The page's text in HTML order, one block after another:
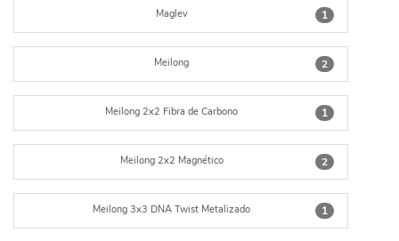
1
Maglev
2
Meilong
1
Meilong 2x2 Fibra de Carbono
2
Meilong 2x2 Magnético
1
Meilong 3x3 DNA Twist Metalizado